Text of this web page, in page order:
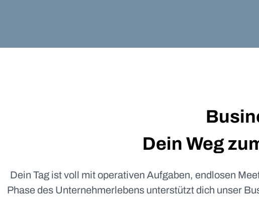
Dein Weg
Dein Tag ist voll mit operativen Aufgaben, endlosen
Phase des Unternehmerlebens unterstützt dich unser